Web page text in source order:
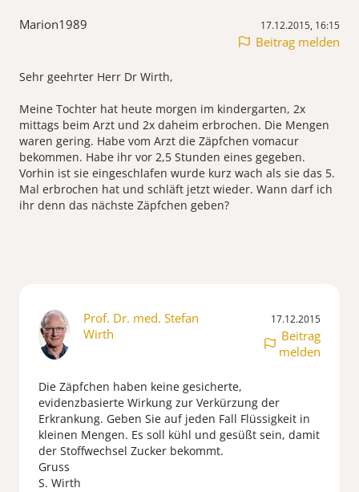
Marion1989 17.12.2015, 16:15
Beitrag melden
Sehr geehrter Herr Dr Wirth,
Meine Tochter hat heute morgen im kindergarten, 2x
mittags beim Arzt und 2x daheim erbrochen. Die Mengen
waren gering. Habe vom Arzt die Zäpfchen vomacur
bekommen. Habe ihr vor 2,5 Stunden eines gegeben.
Vorhin ist sie eingeschlafen wurde kurz wach als sie das 5.
Mal erbrochen hat und schläft jetzt wieder. Wann darf ich
ihr denn das nächste Zäpfchen geben?
Prof. Dr. med. Stefan
Wirth
17.12.2015
Beitrag
melden
Die Zäpfchen haben keine gesicherte,
evidenzbasierte Wirkung zur Verkürzung der
Erkrankung. Geben Sie auf jeden Fall Flüssigkeit in
kleinen Mengen. Es soll kühl und gesüßt sein, damit
der Stoffwechsel Zucker bekommt.
Gruss
S. Wirth